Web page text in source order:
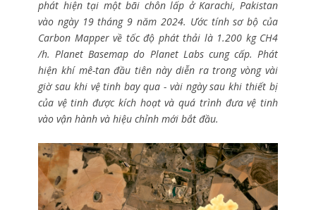
phát hiện tại một bãi chôn lấp ở Karachi, Pakistan
vào ngày 19 tháng 9 năm 2024. Ước tính sơ bộ của
Carbon Mapper về tốc độ phát thải là 1.200 kg CH4
/h. Planet Basemap do Planet Labs cung cấp. Phát
hiện khí mê-tan đầu tiên này diễn ra trong vòng vài
giờ sau khi vệ tinh bay qua - vài ngày sau khi thiết bị
của vệ tinh được kích hoạt và quá trình đưa vệ tinh
vào vận hành và hiệu chỉnh mới bắt đầu.